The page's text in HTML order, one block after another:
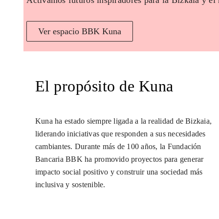
Ver espacio BBK Kuna
El propósito de Kuna
Kuna ha estado siempre ligada a la realidad de Bizkaia,
liderando iniciativas que responden a sus necesidades
cambiantes. Durante más de 100 años, la Fundación
Bancaria BBK ha promovido proyectos para generar
impacto social positivo y construir una sociedad más
inclusiva y sostenible.